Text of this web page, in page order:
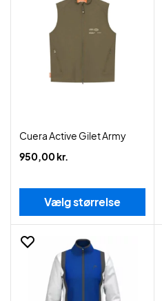
Cuera Active Gilet Army
950,00 kr.
Vælg størrelse